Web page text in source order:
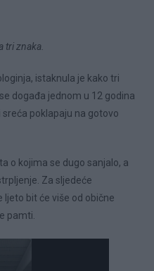
tri znaka.
istaknula je kako tri
događa jednom u 12 godina
poklapaju na gotovo
o kojima se dugo sanjalo, a
Za sljedeće
bit će više od obične
pamti.